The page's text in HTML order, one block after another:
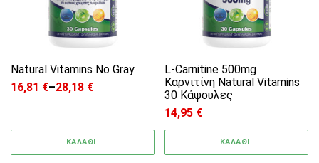
Natural Vitamins No Gray
16,81 €–28,18 €
Price range: 16,81 € through 28,18 €
ΚΑΛΑΘΙ
L-Carnitine 500mg
Καρνιτίνη Natural Vitamins
30 Κάψουλες
14,95 €
ΚΑΛΑΘΙ